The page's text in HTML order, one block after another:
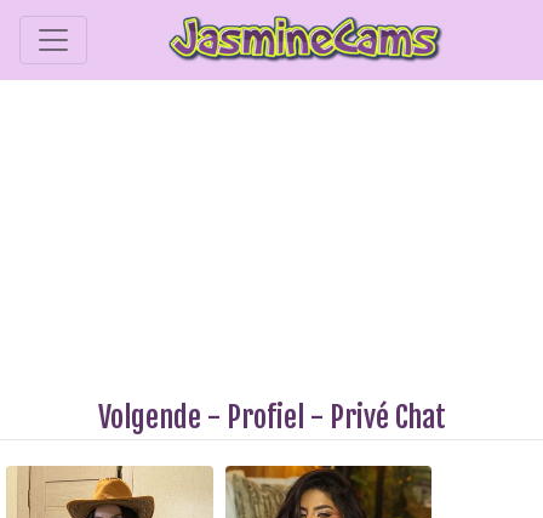
Volgende - Profiel - Privé Chat